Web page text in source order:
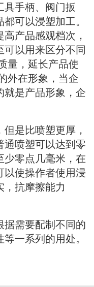
具手柄、阀门扳
可以浸塑加工。
产品感观档次，
以用来区分不同
量，延长产品使
外在形象，当企
就是产品形象，企
是比喷塑更厚，
通喷塑可以达到零
少零点几毫米，在
以使操作者使用浸
，抗摩擦能力
需要配制不同的
一系列的用处。